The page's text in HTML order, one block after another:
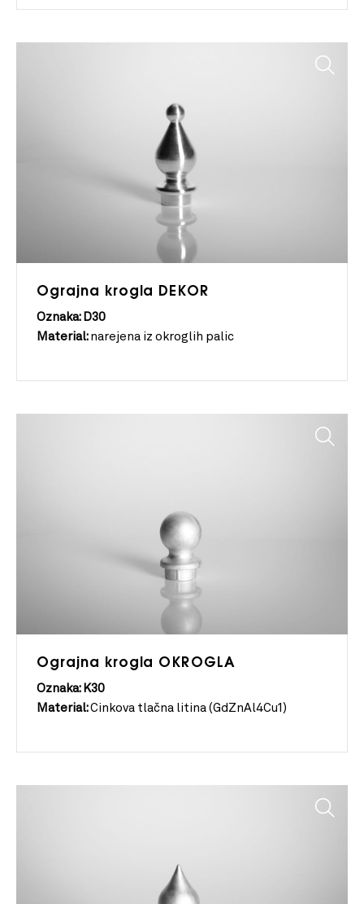
Ograjna krogla DEKOR
Oznaka: D30
Material: narejena iz okroglih palic
Ograjna krogla OKROGLA
Oznaka: K30
Material: Cinkova tlačna litina (GdZnAl4Cu1)